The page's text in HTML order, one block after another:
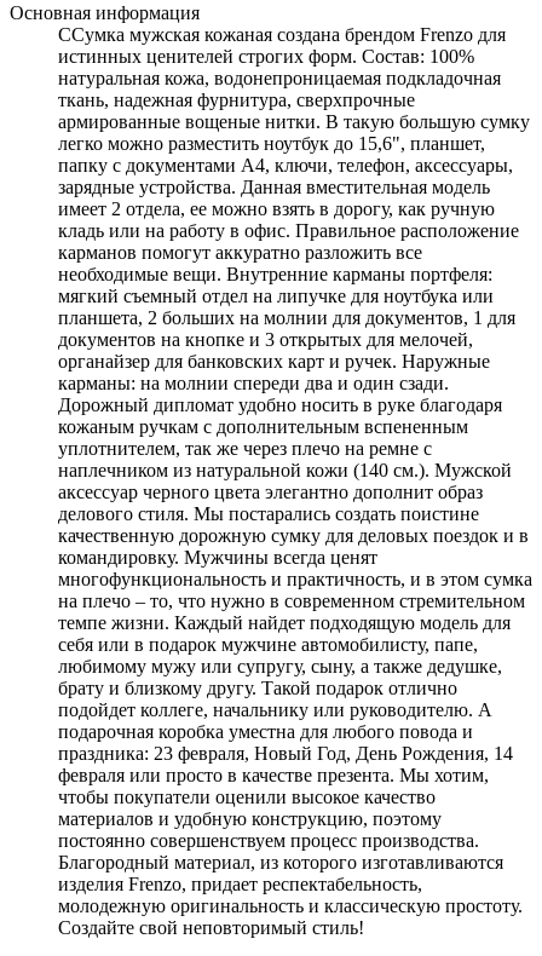
Основная информация
ССумка мужская кожаная создана брендом Frenzo для
истинных ценителей строгих форм. Состав: 100%
натуральная кожа, водонепроницаемая подкладочная
ткань, надежная фурнитура, сверхпрочные
армированные вощеные нитки. В такую большую сумку
легко можно разместить ноутбук до 15,6", планшет,
папку с документами А4, ключи, телефон, аксессуары,
зарядные устройства. Данная вместительная модель
имеет 2 отдела, ее можно взять в дорогу, как ручную
кладь или на работу в офис. Правильное расположение
карманов помогут аккуратно разложить все
необходимые вещи. Внутренние карманы портфеля:
мягкий съемный отдел на липучке для ноутбука или
планшета, 2 больших на молнии для документов, 1 для
документов на кнопке и 3 открытых для мелочей,
органайзер для банковских карт и ручек. Наружные
карманы: на молнии спереди два и один сзади.
Дорожный дипломат удобно носить в руке благодаря
кожаным ручкам с дополнительным вспененным
уплотнителем, так же через плечо на ремне с
наплечником из натуральной кожи (140 см.). Мужской
аксессуар черного цвета элегантно дополнит образ
делового стиля. Мы постарались создать поистине
качественную дорожную сумку для деловых поездок и в
командировку. Мужчины всегда ценят
многофункциональность и практичность, и в этом сумка
на плечо – то, что нужно в современном стремительном
темпе жизни. Каждый найдет подходящую модель для
себя или в подарок мужчине автомобилисту, папе,
любимому мужу или супругу, сыну, а также дедушке,
брату и близкому другу. Такой подарок отлично
подойдет коллеге, начальнику или руководителю. А
подарочная коробка уместна для любого повода и
праздника: 23 февраля, Новый Год, День Рождения, 14
февраля или просто в качестве презента. Мы хотим,
чтобы покупатели оценили высокое качество
материалов и удобную конструкцию, поэтому
постоянно совершенствуем процесс производства.
Благородный материал, из которого изготавливаются
изделия Frenzo, придает респектабельность,
молодежную оригинальность и классическую простоту.
Создайте свой неповторимый стиль!